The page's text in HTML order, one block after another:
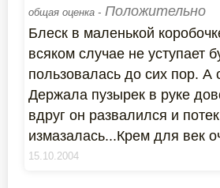
общая оценка - Положительно
Блеск в маленькой
всяком случае не уступает
пользовалась до сих пор. А
Держала пузырек в руке
вдруг он развалился и
измазалась...Крем для век
15.10.2004